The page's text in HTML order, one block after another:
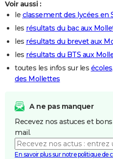
Voir aussi :
le classement des lycées en
les résultats du bac aux
les résultats du brevet aux
les résultats du BTS aux
toutes les infos sur les
des Mollettes
A ne pas manquer
Recevez nos astuces et
mail.
En savoir plus sur notre politique de